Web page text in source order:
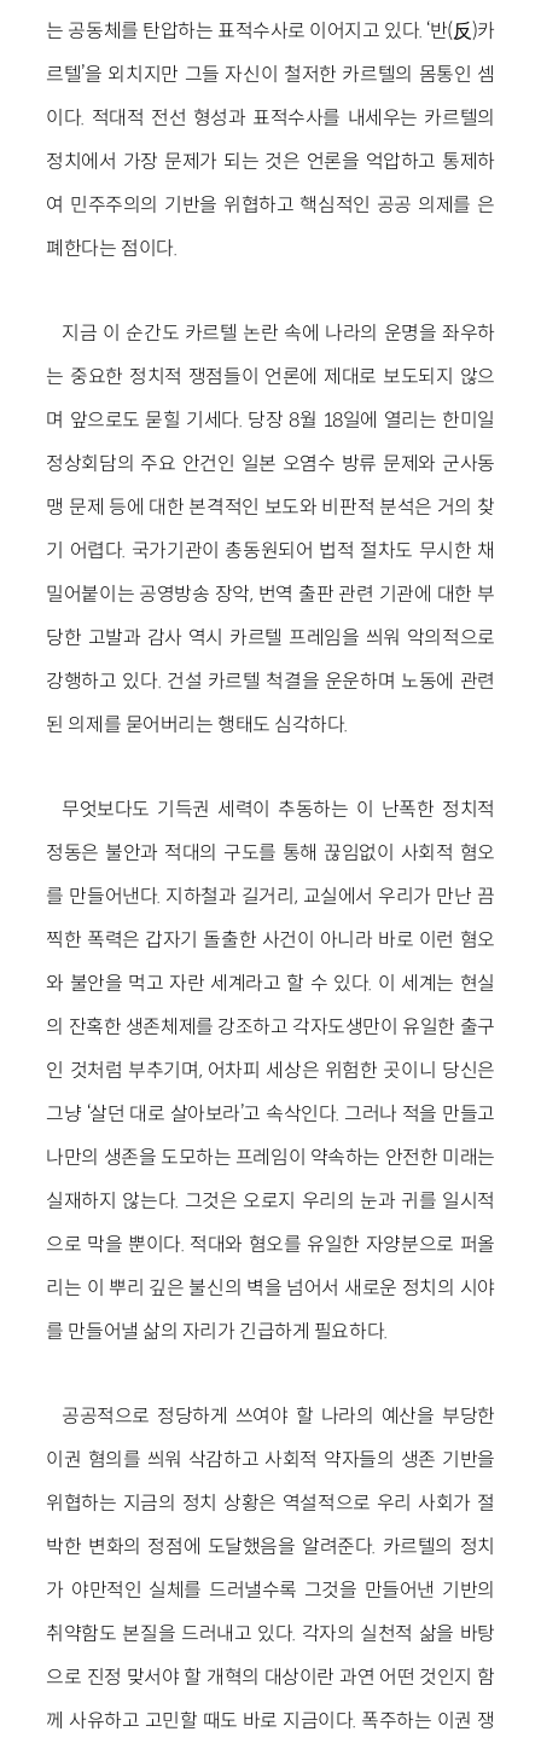
는 공동체를 탄압하는 표적수사로 이어지고 있다. ‘반(反)카
르텔’을 외치지만 그들 자신이 철저한 카르텔의 몸통인 셈
이다. 적대적 전선 형성과 표적수사를 내세우는 카르텔의
정치에서 가장 문제가 되는 것은 언론을 억압하고 통제하
여 민주주의의 기반을 위협하고 핵심적인 공공 의제를 은
폐한다는 점이다.
지금 이 순간도 카르텔 논란 속에 나라의 운명을 좌우하
는 중요한 정치적 쟁점들이 언론에 제대로 보도되지 않으
며 앞으로도 묻힐 기세다. 당장 8월 18일에 열리는 한미일
정상회담의 주요 안건인 일본 오염수 방류 문제와 군사동
맹 문제 등에 대한 본격적인 보도와 비판적 분석은 거의 찾
기 어렵다. 국가기관이 총동원되어 법적 절차도 무시한 채
밀어붙이는 공영방송 장악, 번역 출판 관련 기관에 대한 부
당한 고발과 감사 역시 카르텔 프레임을 씌워 악의적으로
강행하고 있다. 건설 카르텔 척결을 운운하며 노동에 관련
된 의제를 묻어버리는 행태도 심각하다.
무엇보다도 기득권 세력이 추동하는 이 난폭한 정치적
정동은 불안과 적대의 구도를 통해 끊임없이 사회적 혐오
를 만들어낸다. 지하철과 길거리, 교실에서 우리가 만난 끔
찍한 폭력은 갑자기 돌출한 사건이 아니라 바로 이런 혐오
와 불안을 먹고 자란 세계라고 할 수 있다. 이 세계는 현실
의 잔혹한 생존체제를 강조하고 각자도생만이 유일한 출구
인 것처럼 부추기며, 어차피 세상은 위험한 곳이니 당신은
그냥 ‘살던 대로 살아보라’고 속삭인다. 그러나 적을 만들고
나만의 생존을 도모하는 프레임이 약속하는 안전한 미래는
실재하지 않는다. 그것은 오로지 우리의 눈과 귀를 일시적
으로 막을 뿐이다. 적대와 혐오를 유일한 자양분으로 퍼올
리는 이 뿌리 깊은 불신의 벽을 넘어서 새로운 정치의 시야
를 만들어낼 삶의 자리가 긴급하게 필요하다.
공공적으로 정당하게 쓰여야 할 나라의 예산을 부당한
이권 혐의를 씌워 삭감하고 사회적 약자들의 생존 기반을
위협하는 지금의 정치 상황은 역설적으로 우리 사회가 절
박한 변화의 정점에 도달했음을 알려준다. 카르텔의 정치
가 야만적인 실체를 드러낼수록 그것을 만들어낸 기반의
취약함도 본질을 드러내고 있다. 각자의 실천적 삶을 바탕
으로 진정 맞서야 할 개혁의 대상이란 과연 어떤 것인지 함
께 사유하고 고민할 때도 바로 지금이다. 폭주하는 이권 쟁